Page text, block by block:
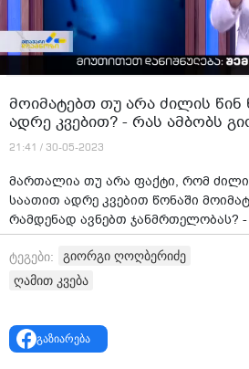
მოიმატებთ თუ არა ძილის წინ
ადრე კვებით? - რას ამბობს
21:41 / 30-05-2023
მართალია თუ არა ფაქტი, რომ
საათით ადრე კვებით წონაში
რამდენად ავნებთ ჯანმრთელობას?
ღოღობერიძის რჩევები
ვიდეო: "მთავარი არხი"
ტეგები:
გიორგი ღოღბერიძე
ღამით კვება
გაზიარება